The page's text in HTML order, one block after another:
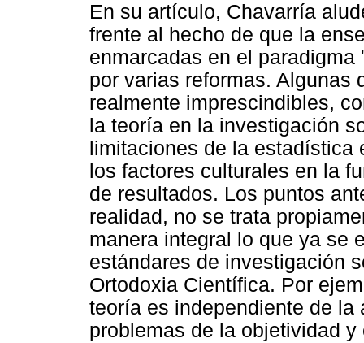
En su artículo, Chavarría
frente al hecho de que la
enmarcadas en el
por varias reformas. Algunas
realmente imprescindibles,
la teoría en la investigación
limitaciones de la
los factores culturales en la
de resultados. Los puntos
realidad, no se trata
manera integral lo que ya se
estándares de investigación
Ortodoxia Científica. Por
teoría es independiente de
problemas de la objetividad